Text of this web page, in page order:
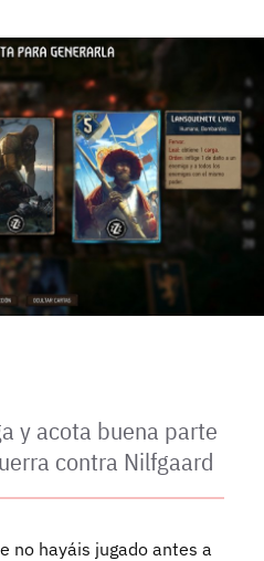
y acota buena parte
contra Nilfgaard
no hayáis jugado antes a